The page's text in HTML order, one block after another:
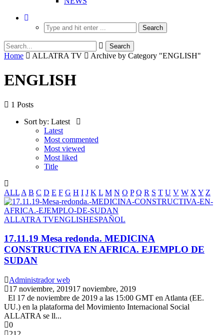
Home ALLATRA TV Archive by Category "ENGLISH"
ENGLISH
1 Posts
Sort by: Latest
Latest
Most commented
Most viewed
Most liked
Title
ALL A B C D E F G H I J K L M N O P Q R S T U V W X Y Z
ALLATRA TVENGLISHESPAÑOL
17.11.19 Mesa redonda. MEDICINA
CONSTRUCTIVA EN AFRICA. EJEMPLO DE
SUDAN
Administrador web
17 noviembre, 201917 noviembre, 2019
El 17 de noviembre de 2019 a las 15:00 GMT en Atlanta (EE.
UU.) en la plataforma del Movimiento Internacional Social
ALLATRA se ll...
0